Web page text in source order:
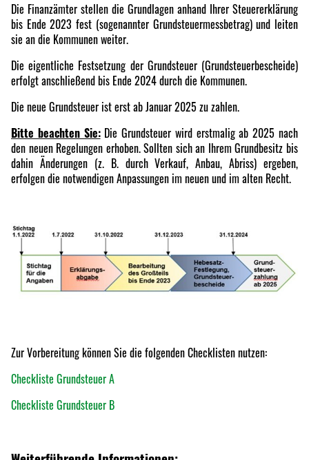
Die Finanzämter stellen die Grundlagen anhand Ihrer Steuererklärung
bis Ende 2023 fest (sogenannter Grundsteuermessbetrag) und leiten
sie an die Kommunen weiter.
Die eigentliche Festsetzung der Grundsteuer (Grundsteuerbescheide)
erfolgt anschließend bis Ende 2024 durch die Kommunen.
Die neue Grundsteuer ist erst ab Januar 2025 zu zahlen.
Bitte beachten Sie:Die Grundsteuer wird erstmalig ab 2025 nach
den neuen Regelungen erhoben. Sollten sich an Ihrem Grundbesitz bis
dahin Änderungen (z. B. durch Verkauf, Anbau, Abriss) ergeben,
erfolgen die notwendigen Anpassungen im neuen und im alten Recht.
Zur Vorbereitung können Sie die folgenden Checklisten nutzen:
Checkliste Grundsteuer A
Checkliste Grundsteuer B